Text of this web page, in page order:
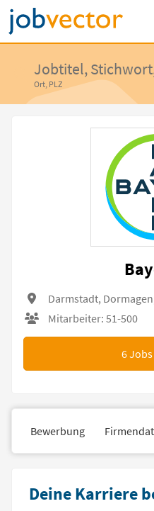
Jobtitel,
Ort, PLZ
Darmstadt, Dormagen, Grenzach-Wyhlen,
Mitarbeiter: 51-500
6
Bewerbung
Deine Karriere